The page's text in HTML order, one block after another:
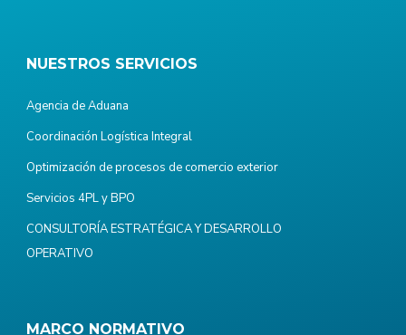
NUESTROS SERVICIOS
Agencia de Aduana
Coordinación Logística Integral
Optimización de procesos de comercio exterior
Servicios 4PL y BPO
CONSULTORÍA ESTRATÉGICA Y DESARROLLO
OPERATIVO
MARCO NORMATIVO